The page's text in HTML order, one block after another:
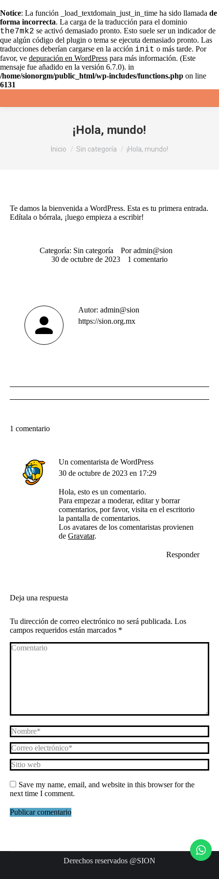
Notice: La función _load_textdomain_just_in_time ha sido llamada de
forma incorrecta. La carga de la traducción para el dominio
the7mk2 se activó demasiado pronto. Esto suele ser un indicador de
que algún código del plugin o tema se ejecuta demasiado pronto. Las
traducciones deberían cargarse en la acción init o más tarde. Por
favor, ve depuración en WordPress para más información. (Este
mensaje fue añadido en la versión 6.7.0). in
/home/sionorgm/public_html/wp-includes/functions.php on line
6131
¡Hola, mundo!
Inicio Sin categoría ¡Hola, mundo!
Te damos la bienvenida a WordPress. Esta es tu primera entrada.
Edítala o bórrala, ¡luego empieza a escribir!
Categoría: Sin categoría Poradmin@sion
30 de octubre de 2023
1 comentario
Autor: admin@sion
https://sion.org.mx
entre
1 comentario
Un comentarista de WordPress
dice:
30 de octubre de 2023 en 17:29
Hola, esto es un comentario.
Para empezar a moderar, editar y borrar
comentarios, por favor, visita en el escritorio
la pantalla de comentarios.
Los avatares de los comentaristas provienen
de Gravatar.
Responder
Deja una respuesta
Tu dirección de correo electrónico no será publicada. Los
campos requeridos están marcados *
Comentario
Nombre *
Correo electrónico *
Sitio web
Save my name, email, and website in this browser for the
next time I comment.
Publicar comentario
Derechos reservados @SION